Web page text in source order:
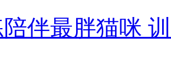
伴最胖猫咪